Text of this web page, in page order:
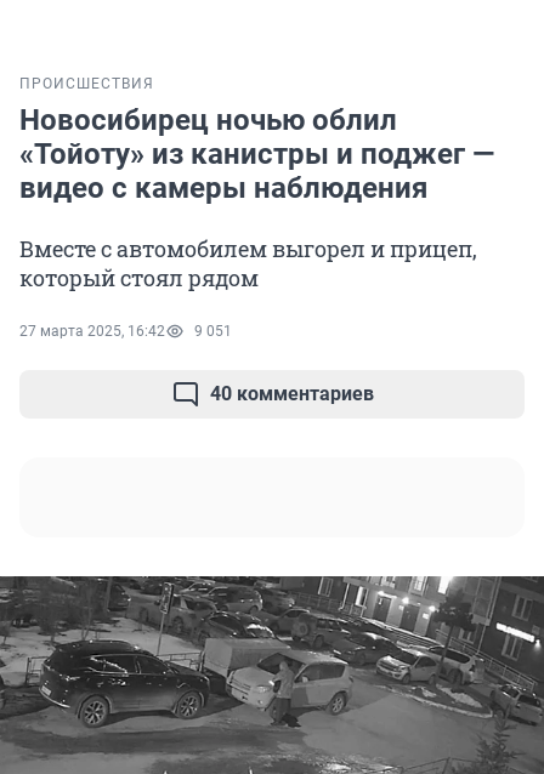
ПРОИСШЕСТВИЯ
Новосибирец ночью облил
«Тойоту» из канистры и поджег —
видео с камеры наблюдения
Вместе с автомобилем выгорел и прицеп,
который стоял рядом
27 марта 2025, 16:42 9 051
40 комментариев